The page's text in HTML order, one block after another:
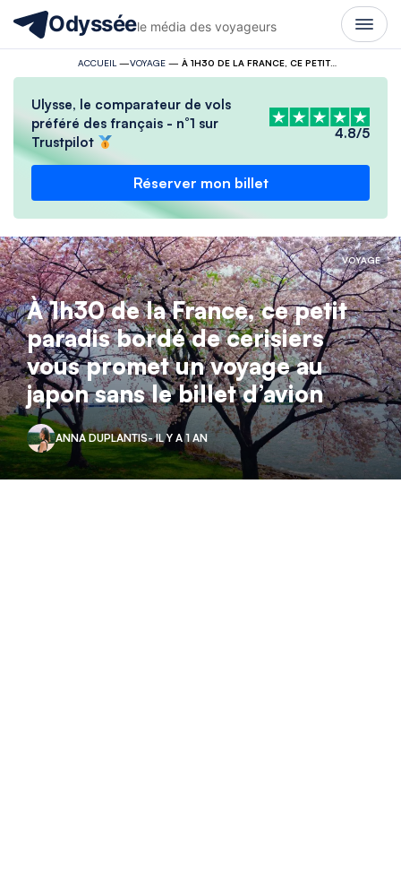
Odysséele média des voyageurs
ACCUEIL —VOYAGE— À 1H30 DE LA FRANCE, CE PETIT PARADIS BORDÉ DE CERISIERS VOUS PROMET UN VOYAGE AU JAPON SANS LE BILLET D’AVION
Ulysse, le comparateur de vols
préféré des français - n°1 sur
Trustpilot
4.8/5
Réserver mon billet
VOYAGE
À 1h30 de la France, ce petit
paradis bordé de cerisiers
vous promet un voyage au
japon sans le billet d’avion
ANNA DUPLANTIS- IL Y A 1 AN